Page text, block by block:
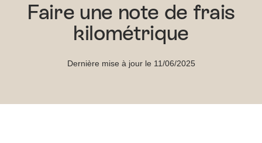
Faire une note de frais
kilométrique
Dernière mise à jour le 11/06/2025